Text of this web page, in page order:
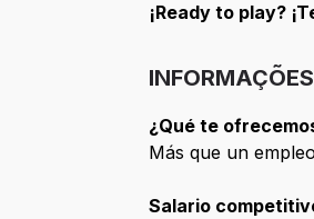
¡Ready to play?
¿Qué te
Más que un
Salario